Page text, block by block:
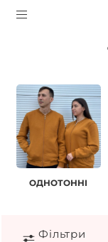
ОДНОТОННІ
Фiльтри